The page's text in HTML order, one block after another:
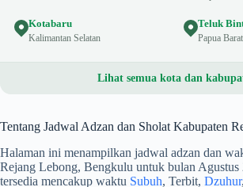
Kotabaru
Kalimantan Selatan
Teluk
Papua Barat
Lihat semua kota dan
Tentang Jadwal Adzan dan Sholat Kabupaten
Halaman ini menampilkan jadwal adzan dan
Rejang Lebong, Bengkulu untuk bulan Agustus
tersedia mencakup waktu Subuh, Terbit, Dzuhur,